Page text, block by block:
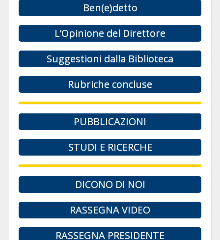
Ben(e)detto
L’Opinione del Direttore
Suggestioni dalla Biblioteca
Rubriche concluse
PUBBLICAZIONI
STUDI E RICERCHE
DICONO DI NOI
RASSEGNA VIDEO
RASSEGNA PRESIDENTE